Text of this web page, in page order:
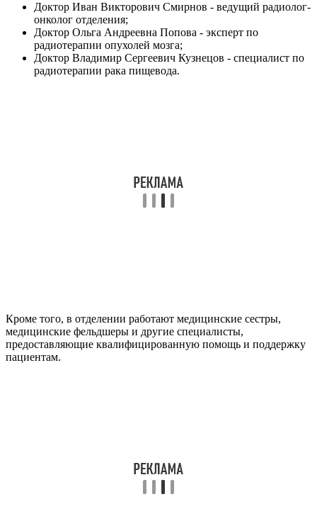
Доктор Иван Викторович Смирнов - ведущий радиолог-
онколог отделения;
Доктор Ольга Андреевна Попова - эксперт по
радиотерапии опухолей мозга;
Доктор Владимир Сергеевич Кузнецов - специалист по
радиотерапии рака пищевода.
Кроме того, в отделении работают медицинские сестры,
медицинские фельдшеры и другие специалисты,
предоставляющие квалифицированную помощь и поддержку
пациентам.